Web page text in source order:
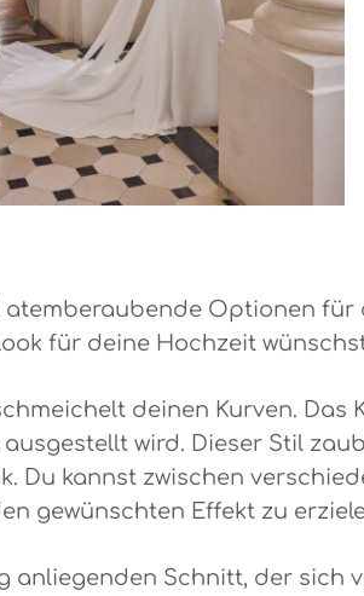
Optionen
für deine Hochzeit
deinen Kurven.
wird. Dieser Stil
kannst zwischen
gewünschten Effekt zu
Schnitt, der sich